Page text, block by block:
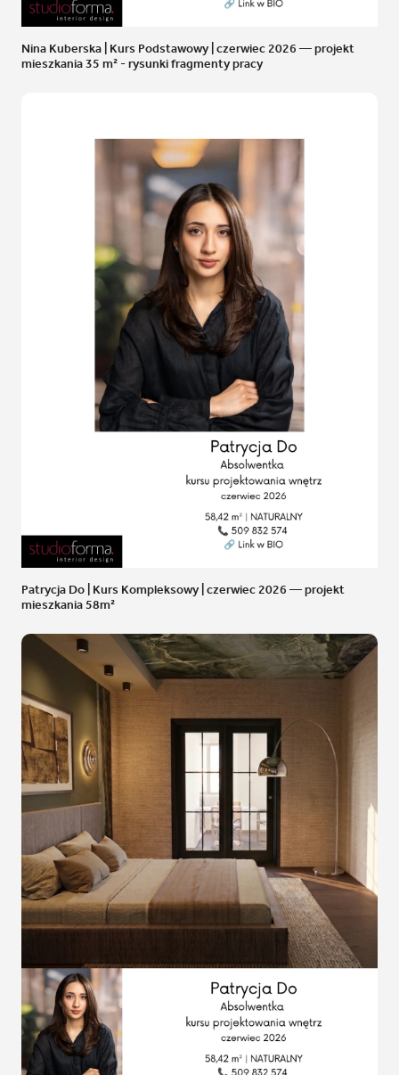
Nina Kuberska | Kurs Podstawowy | czerwiec 2026 — projekt
mieszkania 35 m² - rysunki fragmenty pracy
Patrycja Do | Kurs Kompleksowy | czerwiec 2026 — projekt
mieszkania 58m²